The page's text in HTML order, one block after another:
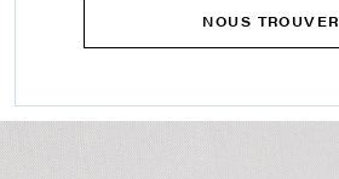
NOUS TROUVER